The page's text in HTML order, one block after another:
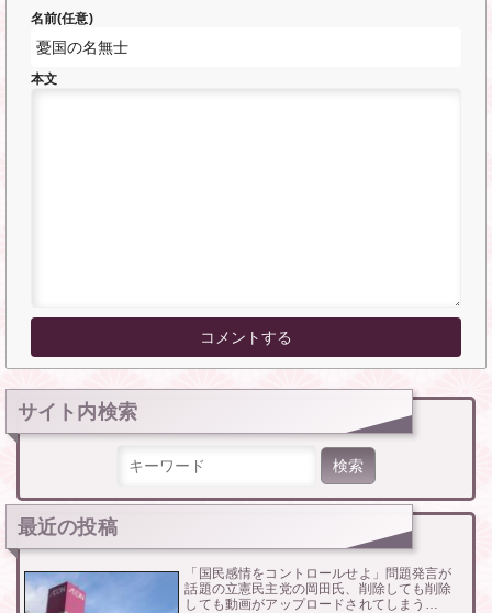
名前(任意)
本文
サイト内検索
最近の投稿
「国民感情をコントロールせよ」問題発言が
話題の立憲民主党の岡田氏、削除しても削除
しても動画がアップロードされてしまう…